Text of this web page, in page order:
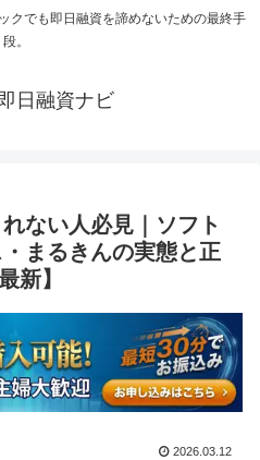
クでも即日融資を諦めないための最終手
段。
日融資ナビ
ない人必見｜ソフト
まるきんの実態と正
新】
2026.03.12